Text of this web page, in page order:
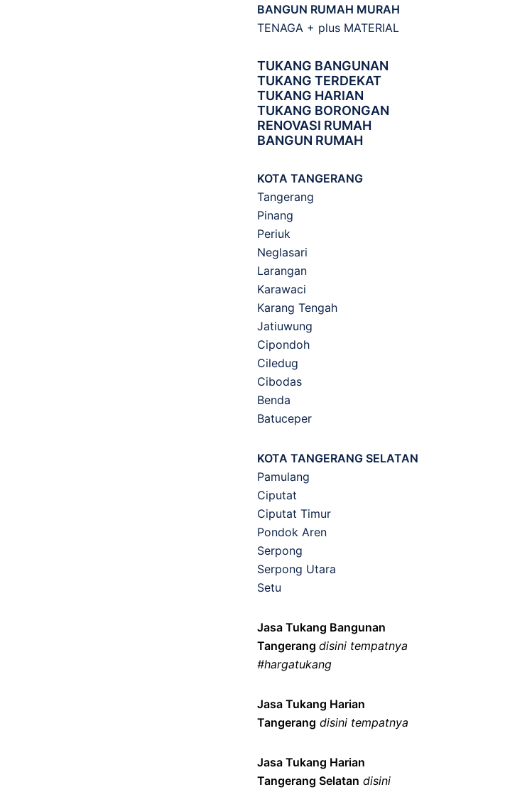
BANGUN RUMAH MURAH
TENAGA + plus MATERIAL
TUKANG BANGUNAN
TUKANG TERDEKAT
TUKANG HARIAN
TUKANG BORONGAN
RENOVASI RUMAH
BANGUN RUMAH
KOTA TANGERANG
Tangerang
Pinang
Periuk
Neglasari
Larangan
Karawaci
Karang Tengah
Jatiuwung
Cipondoh
Ciledug
Cibodas
Benda
Batuceper
KOTA TANGERANG SELATAN
Pamulang
Ciputat
Ciputat Timur
Pondok Aren
Serpong
Serpong Utara
Setu
Jasa Tukang Bangunan
Tangerang disini tempatnya
#hargatukang
Jasa Tukang Harian
Tangerang disini tempatnya
Jasa Tukang Harian
Tangerang Selatan disini